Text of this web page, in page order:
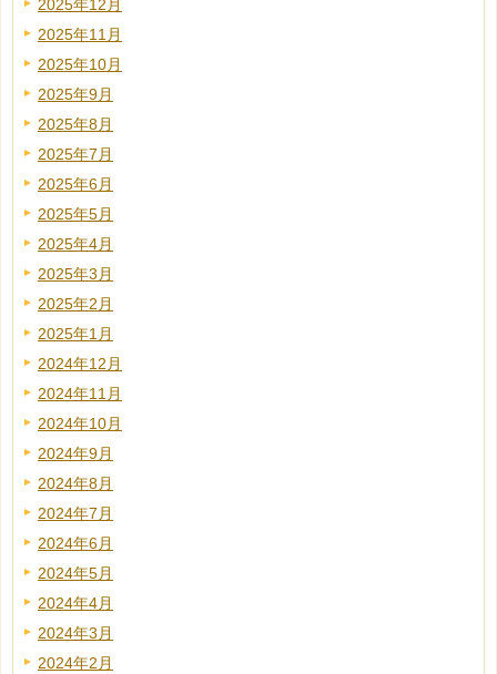
2025年12月
2025年11月
2025年10月
2025年9月
2025年8月
2025年7月
2025年6月
2025年5月
2025年4月
2025年3月
2025年2月
2025年1月
2024年12月
2024年11月
2024年10月
2024年9月
2024年8月
2024年7月
2024年6月
2024年5月
2024年4月
2024年3月
2024年2月